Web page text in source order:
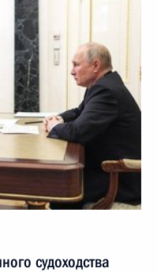
судоходства